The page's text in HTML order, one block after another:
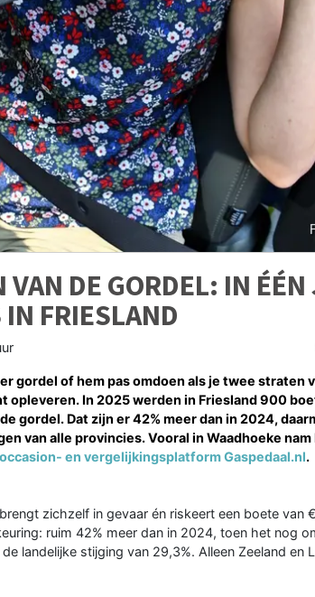
VAN DE GORDEL: IN
FRIESLAND
gordel of hem pas omdoen als je twee straten
opleveren. In 2025 werden in Friesland 900
gordel. Dat zijn er 42% meer dan in 2024,
van alle provincies. Vooral in Waadhoeke
en vergelijkingsplatform Gaspedaal.nl.
zichzelf in gevaar én riskeert een boete van
ruim 42% meer dan in 2024, toen het nog
landelijke stijging van 29,3%. Alleen Zeeland en